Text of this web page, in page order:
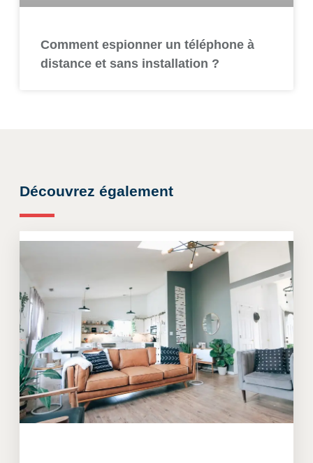
Comment espionner un téléphone à
distance et sans installation ?
Découvrez également